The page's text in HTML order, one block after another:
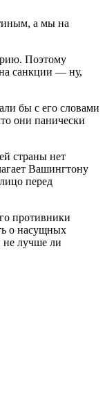
а мы на
Поэтому
санкции — ну,
бы с его словами
они панически
страны нет
Вашингтону
перед
противники
о насущных
не лучше ли